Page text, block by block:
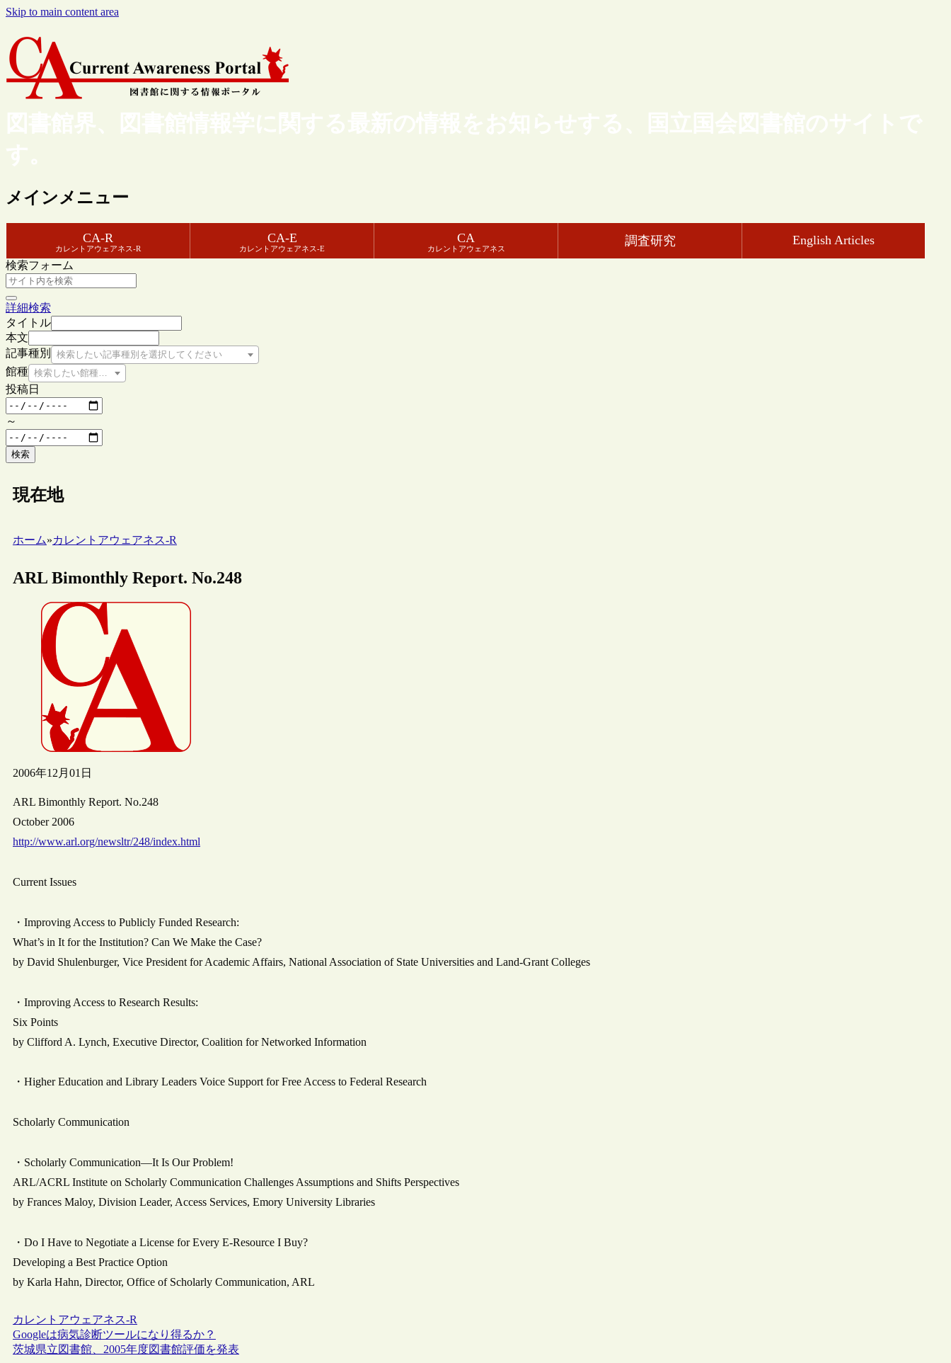
Skip to main content area
図書館界、図書館情報学に関する最新の情報をお知らせする、国立国会図書館のサイトで
す。
メインメニュー
CA-R
カレントアウェアネス-R
CA-E
カレントアウェアネス-E
CA
カレントアウェアネス
調査研究 English Articles
検索フォーム
詳細検索
タイトル
本文
記事種別
検索したい記事種別を選択してください
館種 検索したい館種を選択してください
投稿日
～
検索
現在地
ホーム»カレントアウェアネス-R
ARL Bimonthly Report. No.248
2006年12月01日
ARL Bimonthly Report. No.248
October 2006
http://www.arl.org/newsltr/248/index.html
Current Issues
・Improving Access to Publicly Funded Research:
What’s in It for the Institution? Can We Make the Case?
by David Shulenburger, Vice President for Academic Affairs, National Association of State Universities and Land-Grant Colleges
・Improving Access to Research Results:
Six Points
by Clifford A. Lynch, Executive Director, Coalition for Networked Information
・Higher Education and Library Leaders Voice Support for Free Access to Federal Research
Scholarly Communication
・Scholarly Communication―It Is Our Problem!
ARL/ACRL Institute on Scholarly Communication Challenges Assumptions and Shifts Perspectives
by Frances Maloy, Division Leader, Access Services, Emory University Libraries
・Do I Have to Negotiate a License for Every E-Resource I Buy?
Developing a Best Practice Option
by Karla Hahn, Director, Office of Scholarly Communication, ARL
カレントアウェアネス-R
Googleは病気診断ツールになり得るか？
茨城県立図書館、2005年度図書館評価を発表